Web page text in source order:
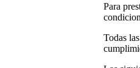
Para
Todas